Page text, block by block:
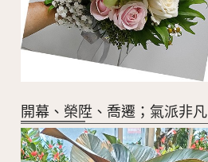
開幕、榮陞、喬遷；氣派非凡